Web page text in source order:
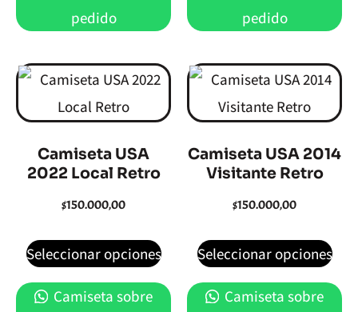
pedido pedido
Camiseta USA
2022 Local Retro
$150.000,00
Seleccionar opciones
Camiseta sobre
Camiseta USA 2014
Visitante Retro
$150.000,00
Seleccionar opciones
Camiseta sobre